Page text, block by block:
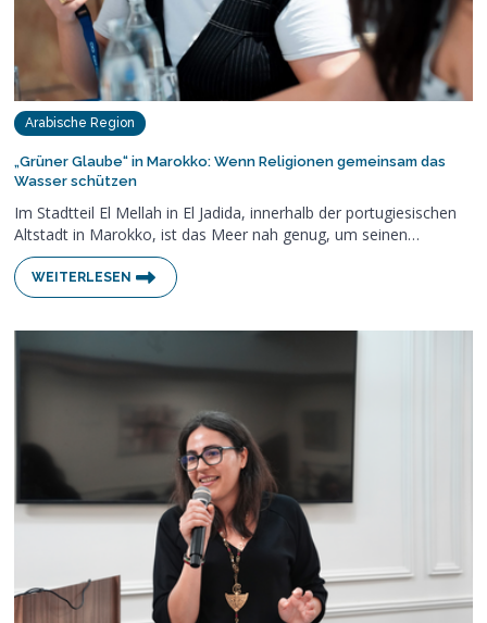
Arabische Region
„Grüner Glaube“ in Marokko: Wenn Religionen gemeinsam das
Wasser schützen
Im Stadtteil El Mellah in El Jadida, innerhalb der portugiesischen
Altstadt in Marokko, ist das Meer nah genug, um seinen…
WEITERLESEN